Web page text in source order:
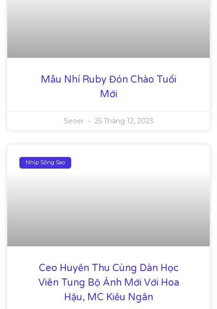
Mẫu Nhí Ruby Đón Chào Tuổi
Mới
Seoer 25 Tháng 12, 2023
Nhịp Sống Sao
Ceo Huyền Thu Cùng Dàn Học
Viên Tung Bộ Ảnh Mới Với Hoa
Hậu, MC Kiều Ngân